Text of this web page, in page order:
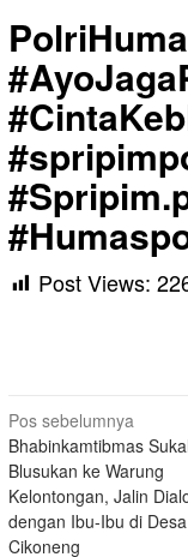
Post Views:
Navigasi
pos
Pos sebelumnya
Bhabinkamtibmas
Blusukan ke Warung
Kelontongan, Jalin
dengan Ibu-Ibu di Desa
Cikoneng